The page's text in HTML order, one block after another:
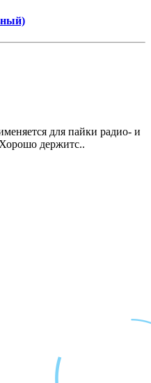
для пайки радио- и
держитс..